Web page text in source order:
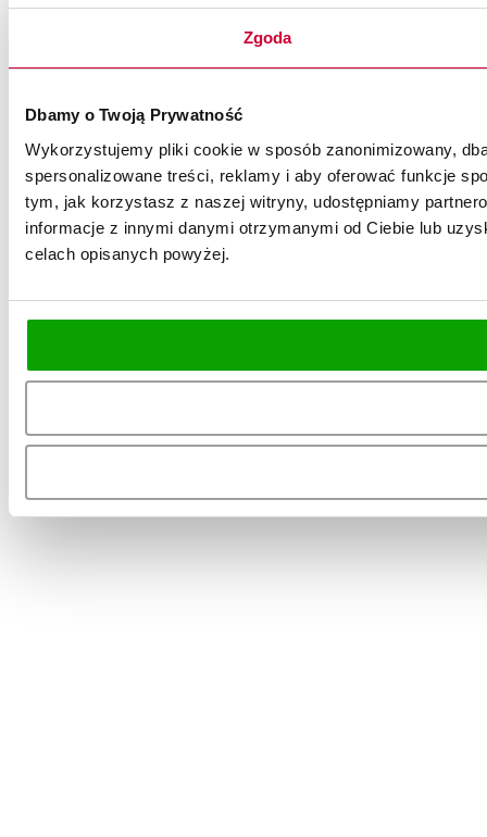
Zgoda
Dbamy o Twoją Prywatność
Wykorzystujemy pliki cookie w sposób zanonimizowany,
spersonalizowane treści, reklamy i aby oferować funkcje
tym, jak korzystasz z naszej witryny, udostępniamy
informacje z innymi danymi otrzymanymi od Ciebie lub
celach opisanych powyżej.